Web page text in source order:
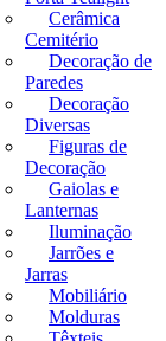
Cerâmica
Cemitério
Decoração de
Paredes
Decoração
Diversas
Figuras de
Decoração
Gaiolas e
Lanternas
Iluminação
Jarrões e
Jarras
Mobiliário
Molduras